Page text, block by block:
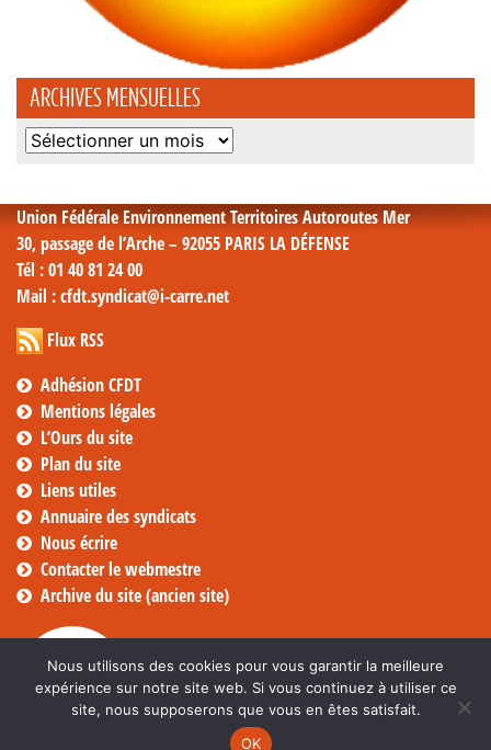
ARCHIVES MENSUELLES
Archives
Union Fédérale Environnement Territoires Autoroutes Mer
30, passage de l’Arche – 92055 PARIS LA DÉFENSE
Tél : 01 40 81 24 00
Mail : cfdt.syndicat@i-carre.net
Flux RSS
Adhésion CFDT
Mentions légales
L’Ours du site
Plan du site
Liens utiles
Annuaire des syndicats
Nous écrire
Contacter le webmestre
Archive du site (ancien site)
Nous utilisons des cookies pour vous garantir la meilleure
expérience sur notre site web. Si vous continuez à utiliser ce
site, nous supposerons que vous en êtes satisfait.
OK